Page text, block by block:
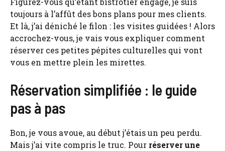
toujours à l’affût des bons plans pour mes clients.
Et là, j’ai déniché le filon : les visites guidées ! Alors
accrochez-vous, je vais vous expliquer comment
réserver ces petites pépites culturelles qui vont
vous en mettre plein les mirettes.
Réservation simplifiée : le guide
pas à pas
Bon, je vous avoue, au début j’étais un peu perdu.
Mais j’ai vite compris le truc. Pour réserver une